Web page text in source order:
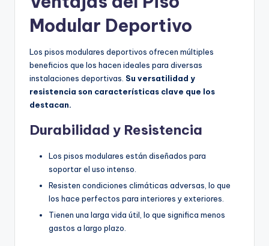
Modular Deportivo
Los pisos modulares deportivos ofrecen múltiples
beneficios que los hacen ideales para diversas
instalaciones deportivas. Su versatilidad y
resistencia son características clave que los
destacan.
Durabilidad y Resistencia
Los pisos modulares están diseñados para
soportar el uso intenso.
Resisten condiciones climáticas adversas, lo que
los hace perfectos para interiores y exteriores.
Tienen una larga vida útil, lo que significa menos
gastos a largo plazo.